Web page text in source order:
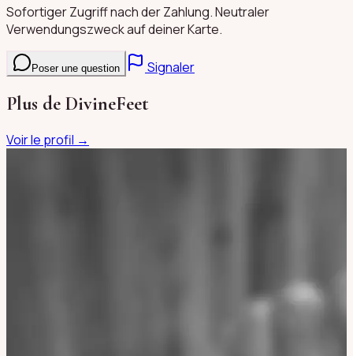
Sofortiger Zugriff nach der Zahlung. Neutraler
Verwendungszweck auf deiner Karte.
Poser une question Signaler
Plus de DivineFeet
Voir le profil →